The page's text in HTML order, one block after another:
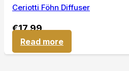
Ceriotti Föhn Diffuser
€17,99
Read more